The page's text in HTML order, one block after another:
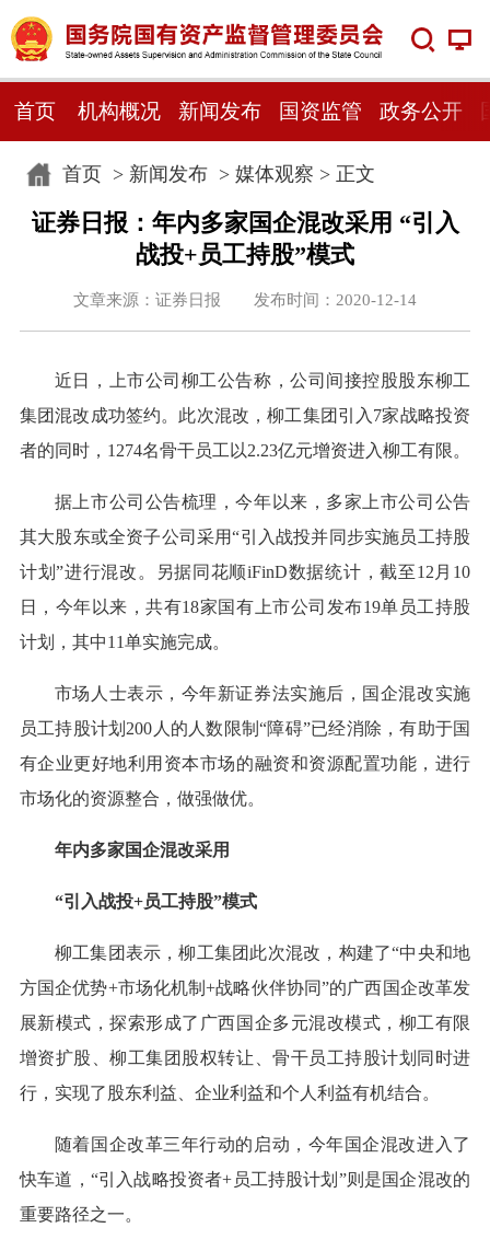
首页 机构概况 新闻发布 国资监管 政务公开
首页> 新闻发布> 媒体观察 > 正文
证券日报：年内多家国企混改采用 “引入
战投+员工持股”模式
文章来源：证券日报 发布时间：2020-12-14
近日，上市公司柳工公告称，公司间接控股股东柳工
集团混改成功签约。此次混改，柳工集团引入7家战略投资
者的同时，1274名骨干员工以2.23亿元增资进入柳工有限。
据上市公司公告梳理，今年以来，多家上市公司公告
其大股东或全资子公司采用“引入战投并同步实施员工持股
计划”进行混改。另据同花顺iFinD数据统计，截至12月10
日，今年以来，共有18家国有上市公司发布19单员工持股
计划，其中11单实施完成。
市场人士表示，今年新证券法实施后，国企混改实施
员工持股计划200人的人数限制“障碍”已经消除，有助于国
有企业更好地利用资本市场的融资和资源配置功能，进行
市场化的资源整合，做强做优。
年内多家国企混改采用
“引入战投+员工持股”模式
柳工集团表示，柳工集团此次混改，构建了“中央和地
方国企优势+市场化机制+战略伙伴协同”的广西国企改革发
展新模式，探索形成了广西国企多元混改模式，柳工有限
增资扩股、柳工集团股权转让、骨干员工持股计划同时进
行，实现了股东利益、企业利益和个人利益有机结合。
随着国企改革三年行动的启动，今年国企混改进入了
快车道，“引入战略投资者+员工持股计划”则是国企混改的
重要路径之一。